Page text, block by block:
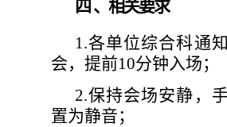
四 、相关要求
1.各单位综合科通
会，提前10分钟入场；
2.保持会场安静，
置为静音；